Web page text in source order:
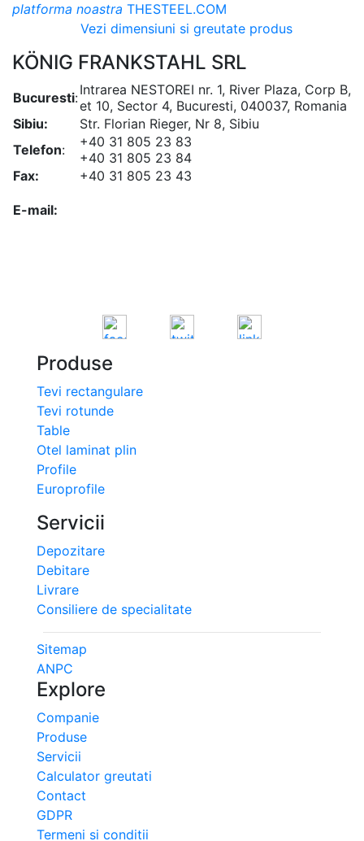
platforma noastra THESTEEL.COM
Vezi dimensiuni si greutate produs
KÖNIG FRANKSTAHL SRL
Bucuresti:Intrarea NESTOREI nr. 1, River Plaza, Corp B,
et 10, Sector 4, Bucuresti, 040037, Romania
Sibiu:
Str. Florian Rieger, Nr 8, Sibiu
Telefon:
+40 31 805 23 83
+40 31 805 23 84
Fax:
+40 31 805 23 43
E-mail:
Produse
Tevi rectangulare
Tevi rotunde
Table
Otel laminat plin
Profile
Europrofile
Servicii
Depozitare
Debitare
Livrare
Consiliere de specialitate
Sitemap
ANPC
Explore
Companie
Produse
Servicii
Calculator greutati
Contact
GDPR
Termeni si conditii